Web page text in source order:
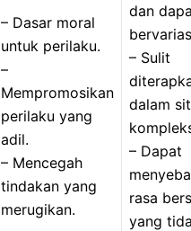
– Dasar moral
untuk perilaku.
–
Mempromosikan
perilaku yang
adil.
– Mencegah
tindakan yang
merugikan.
dan
– Sulit
dalam
– Dapat
rasa
yang